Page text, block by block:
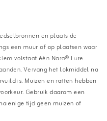
en plaats de
een muur of op plaatsen waar
volstaat één Nara® Lure
Vervang het lokmiddel na
is. Muizen en ratten hebben
Gebruik daarom een
enige tijd geen muizen of